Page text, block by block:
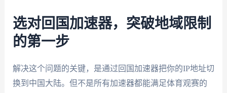
选对回国加速器，突破地域限制
的第一步
解决这个问题的关键，是通过回国加速器把你的IP地址切
换到中国大陆。但不是所有加速器都能满足体育观赛的